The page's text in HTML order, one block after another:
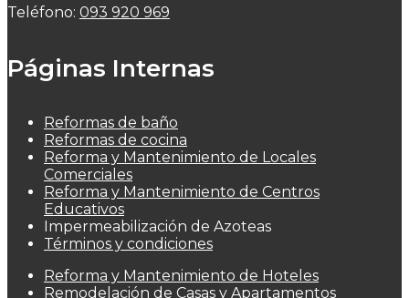
Teléfono: 093 920 969
Páginas Internas
Reformas de baño
Reformas de cocina
Reforma y Mantenimiento de Locales
Comerciales
Reforma y Mantenimiento de Centros
Educativos
Impermeabilización de Azoteas
Términos y condiciones
Reforma y Mantenimiento de Hoteles
Remodelación de Casas y Apartamentos